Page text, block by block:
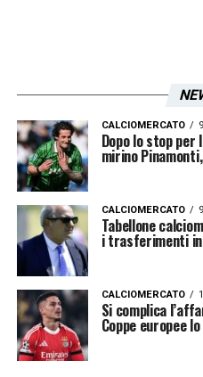
CALCIOMERCATO
Dopo lo stop per
mirino
CALCIOMERCATO
Tabellone
i trasferimenti
CALCIOMERCATO
Si complica
Coppe europee